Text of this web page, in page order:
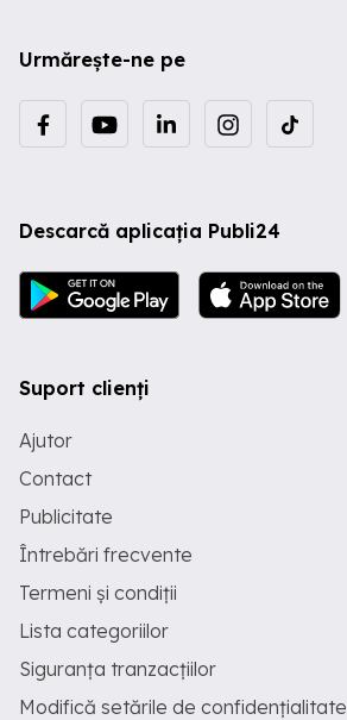
Urmărește-ne pe
Descarcă aplicația Publi24
Suport clienți
Ajutor
Contact
Publicitate
Întrebări frecvente
Termeni și condiții
Lista categoriilor
Siguranța tranzacțiilor
Modifică setările de confidențialitate